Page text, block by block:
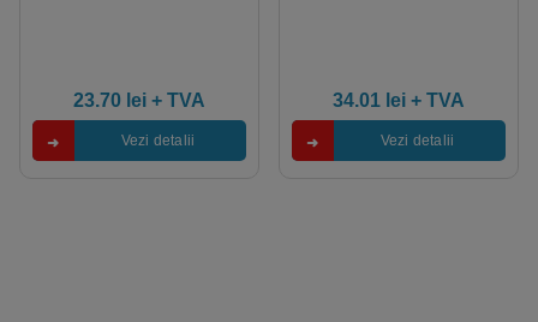
23.70 lei + TVA
Vezi detalii
34.01 lei + TVA
Vezi detalii